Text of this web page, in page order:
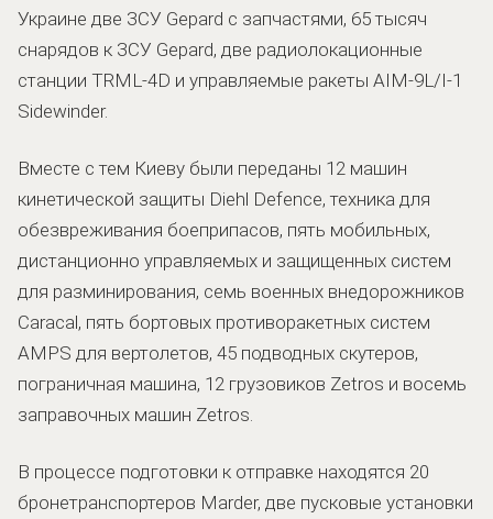
Украине две ЗСУ Gepard с запчастями, 65 тысяч
снарядов к ЗСУ Gepard, две радиолокационные
станции TRML-4D и управляемые ракеты AIM-9L/I-1
Sidewinder.
Вместе с тем Киеву были переданы 12 машин
кинетической защиты Diehl Defence, техника для
обезвреживания боеприпасов, пять мобильных,
дистанционно управляемых и защищенных систем
для разминирования, семь военных внедорожников
Caracal, пять бортовых противоракетных систем
AMPS для вертолетов, 45 подводных скутеров,
пограничная машина, 12 грузовиков Zetros и восемь
заправочных машин Zetros.
В процессе подготовки к отправке находятся 20
бронетранспортеров Marder, две пусковые установки